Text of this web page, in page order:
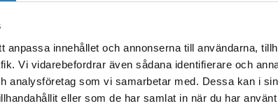
anpassa innehållet och annonserna till användarna,
Vi vidarebefordrar även sådana identifierare och
analysföretag som vi samarbetar med. Dessa kan i
eller som de har samlat in när du har